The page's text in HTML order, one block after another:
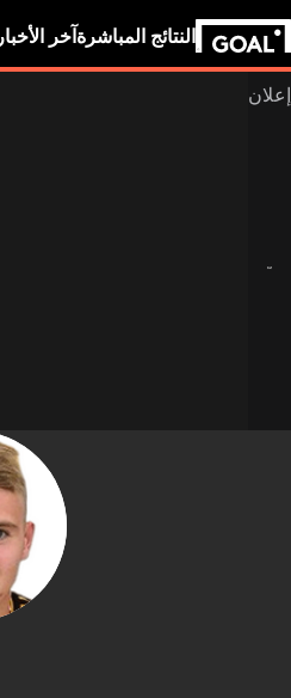
النتائج المباشرة آخر الأخبار